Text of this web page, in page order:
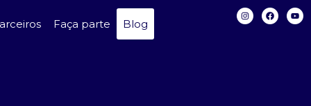
Faça parte Blog